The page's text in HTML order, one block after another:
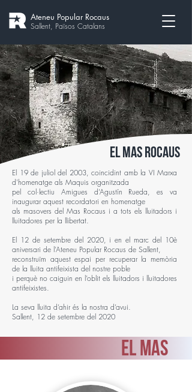
Ateneu Popular Rocaus
Sallent, Països Catalans
El mas Rocaus
El 19 de juliol del 2003, coincidint amb la VI Marxa
d'homenatge als Maquis organitzada
pel col·lectiu Amigues d’Agustín Rueda, es va
inaugurar aquest recordatori en homenatge
als masovers del Mas Rocaus i a tots els lluitadors i
lluitadores per la llibertat.
El 12 de setembre del 2020, i en el marc del 10è
aniversari de l’Ateneu Popular Rocaus de Sallent,
reconstruïm aquest espai per recuperar la memòria
de la lluita antifeixista del nostre poble
i perquè no caiguin en l’oblit els lluitadors i lluitadores
antifeixistes.
La seva lluita d’ahir és la nostra d’avui.
Sallent, 12 de setembre del 2020
EL MAS